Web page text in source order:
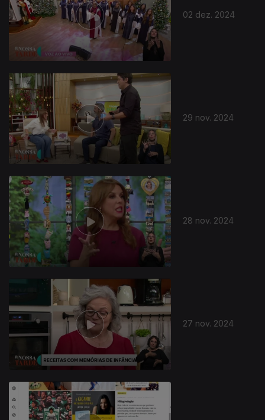
02 dez. 2024
29 nov. 2024
28 nov. 2024
27 nov. 2024